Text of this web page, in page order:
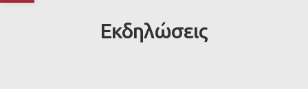
Εκδηλώσεις